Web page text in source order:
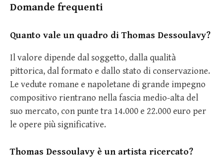
Domande frequenti
Quanto vale un quadro di Thomas Dessoulavy?
Il valore dipende dal soggetto, dalla qualità
pittorica, dal formato e dallo stato di conservazione.
Le vedute romane e napoletane di grande impegno
compositivo rientrano nella fascia medio-alta del
suo mercato, con punte tra 14.000 e 22.000 euro per
le opere più significative.
Thomas Dessoulavy è un artista ricercato?